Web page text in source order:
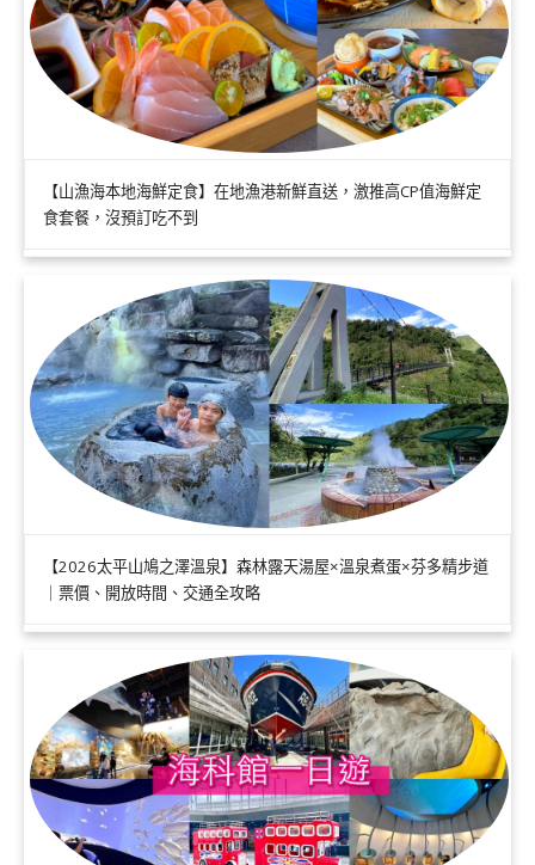
【山漁海本地海鮮定食】在地漁港新鮮直送，激推高CP值海鮮定
食套餐，沒預訂吃不到
【2026太平山鳩之澤溫泉】森林露天湯屋×溫泉煮蛋×芬多精步道
｜票價、開放時間、交通全攻略